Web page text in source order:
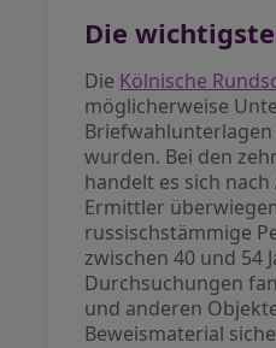
Die
Die Kölnische
möglicherweise
wurden. Bei den
handelt es sich
Ermittler
russischstämmige
zwischen 40 und 54
Durchsuchungen
und anderen
Beweismaterial